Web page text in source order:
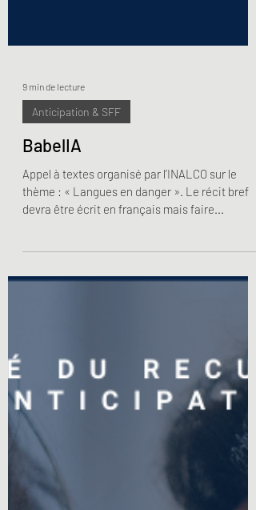
9 min de lecture
Anticipation & SFF
BabelIA
Appel à textes organisé par l’INALCO sur le